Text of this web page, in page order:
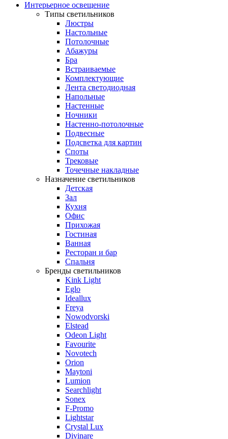
Интерьерное освещение
Типы светильников
Люстры
Настольные
Потолочные
Абажуры
Бра
Встраиваемые
Комплектующие
Лента светодиодная
Напольные
Настенные
Ночники
Настенно-потолочные
Подвесные
Подсветка для картин
Споты
Трековые
Точечные накладные
Назначение светильников
Детская
Зал
Кухня
Офис
Прихожая
Гостиная
Ванная
Ресторан и бар
Спальня
Бренды светильников
Kink Light
Eglo
Ideallux
Freya
Nowodvorski
Elstead
Odeon Light
Favourite
Novotech
Orion
Maytoni
Lumion
Searchlight
Sonex
F-Promo
Lightstar
Crystal Lux
Divinare